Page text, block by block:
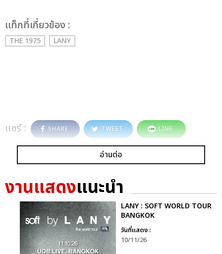
เเท็กที่เกี่ยวข้อง :
THE 1975 LANY
แชร์ : SHARE TWEET LINE
อ่านต่อ
งานแสดงแนะนำ
LANY : SOFT WORLD TOUR
BANGKOK
วันที่แสดง :
10/11/26